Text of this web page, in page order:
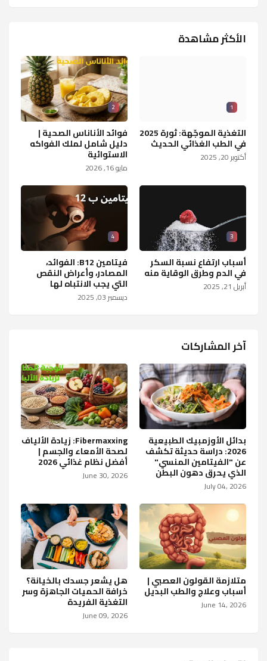
الأكثر مشاهدة
1
التغذية الموجّهة: ثورة 2025
في الطب الغذائي الحديث
أكتوبر 20, 2025
2
فوائد الأناناس الصحية |
دليل شامل لملك الفواكه
الاستوائية
مايو 16, 2026
3
أسباب ارتفاع نسبة السكر
في الدم وطرق الوقاية منه
أبريل 21, 2025
4
فيتامين B12: الفوائد،
المصادر، وأعراض النقص
التي يجب الانتباه لها
ديسمبر 03, 2025
آخر المشاركات
بدائل الأوزمبيك الطبيعية
2026: دراسة حديثة تكشف
عن "الفيتامين المنسي"
الذي يحرق دهون البطن
July 04, 2026
Fibermaxxing: زيادة الألياف
لصحة الأمعاء والجسم |
أفضل نظام غذائي 2026
June 30, 2026
متلازمة القولون العصبي |
أسباب وعلاج والطب البديل
June 14, 2026
هل يشعر جسدك بالخيانة؟
خرافة الحميات الجاهزة وسر
التغذية الفريدة
June 09, 2026